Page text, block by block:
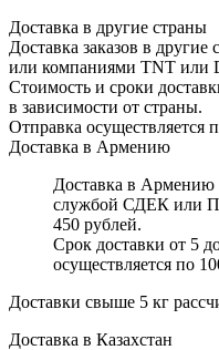
Доставка в другие страны
Доставка заказов в
или компаниями TNT или
Стоимость и сроки
в зависимости от страны.
Отправка осуществляется
Доставка в Армению
Доставка в Армению
службой СДЕК или
450 рублей.
Срок доставки от 5
осуществляется по
Доставки свыше 5 кг
Доставка в Казахстан